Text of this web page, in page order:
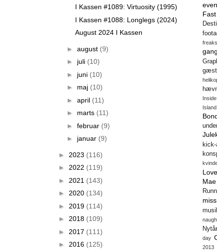
I Kassen #1089: Virtuosity (1995)
I Kassen #1088: Longlegs (2024)
August 2024 I Kassen
► august (9)
► juli (10)
► juni (10)
► maj (10)
► april (11)
► marts (11)
► februar (9)
► januar (9)
► 2023 (116)
► 2022 (119)
► 2021 (143)
► 2020 (134)
► 2019 (114)
► 2018 (109)
► 2017 (111)
► 2016 (125)
freaks
Island
Nytår
day
2013